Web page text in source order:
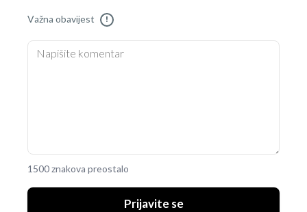
Važna obavijest !
1500 znakova preostalo
Prijavite se